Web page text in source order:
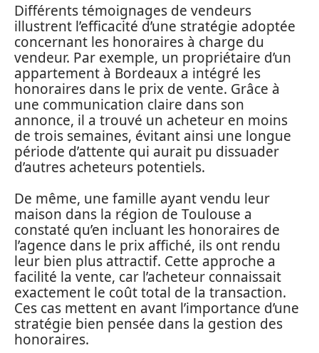
Différents témoignages de vendeurs
illustrent l’efficacité d’une stratégie adoptée
concernant les honoraires à charge du
vendeur. Par exemple, un propriétaire d’un
appartement à Bordeaux a intégré les
honoraires dans le prix de vente. Grâce à
une communication claire dans son
annonce, il a trouvé un acheteur en moins
de trois semaines, évitant ainsi une longue
période d’attente qui aurait pu dissuader
d’autres acheteurs potentiels.
De même, une famille ayant vendu leur
maison dans la région de Toulouse a
constaté qu’en incluant les honoraires de
l’agence dans le prix affiché, ils ont rendu
leur bien plus attractif. Cette approche a
facilité la vente, car l’acheteur connaissait
exactement le coût total de la transaction.
Ces cas mettent en avant l’importance d’une
stratégie bien pensée dans la gestion des
honoraires.